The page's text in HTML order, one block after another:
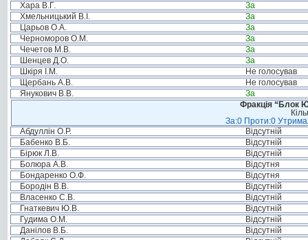
Хара В.Г.
За
Хмельницький В.І.
За
Царьов О.А.
За
Черноморов О.М.
За
Чечетов М.В.
За
Шенцев Д.О.
За
Шкіря І.М.
Не голосував
Щербань А.В.
Не голосував
Янукович В.В.
За
Фракція “Блок
За:0 Проти:0
Абдуллін О.Р.
Відсутній
Бабенко В.Б.
Відсутній
Бірюк Л.В.
Відсутній
Болюра А.В.
Відсутня
Бондаренко О.Ф.
Відсутня
Бородін В.В.
Відсутній
Власенко С.В.
Відсутній
Гнаткевич Ю.В.
Відсутній
Гудима О.М.
Відсутній
Данілов В.Б.
Відсутній